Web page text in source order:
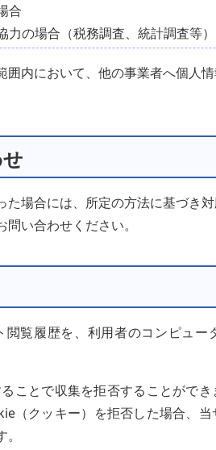
合
の場合（税務調査、統計調査等）
内において、他の事業者へ個人
場合には、所定の方法に基づき
い合わせください。
覧履歴を、利用者のコンピュー
ことで収集を拒否することがで
（クッキー）を拒否した場合、